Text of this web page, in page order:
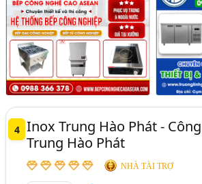
4 Inox Trung Hào Phát -
Trung Hào Phát
NHÀ TÀI TRỢ